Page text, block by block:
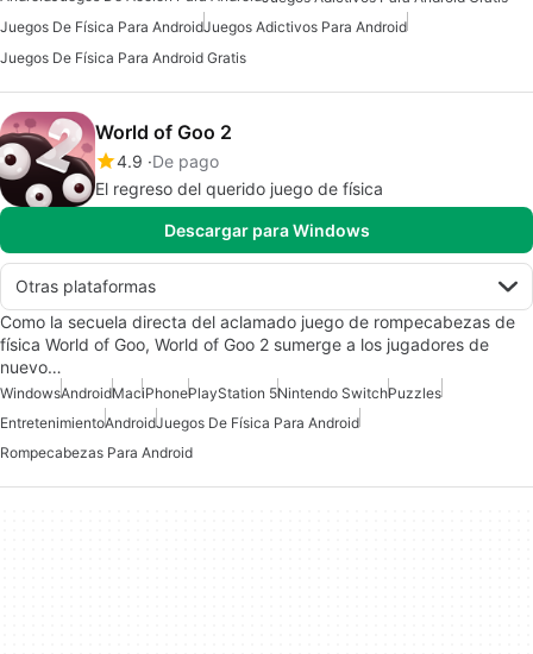
Juegos De Física Para AndroidJuegos Adictivos Para Android
Juegos De Física Para Android Gratis
World of Goo 2
4.9 De pago
El regreso del querido juego de física
Descargar para Windows
Otras plataformas
Como la secuela directa del aclamado juego de rompecabezas de
física World of Goo, World of Goo 2 sumerge a los jugadores de
nuevo…
WindowsAndroidMaciPhonePlayStation 5Nintendo SwitchPuzzles
EntretenimientoAndroidJuegos De Física Para Android
Rompecabezas Para Android